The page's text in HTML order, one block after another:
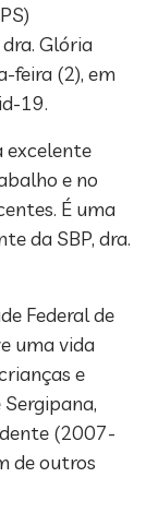
Glória
feira (2), em
19.
excelente
e no
É uma
da SBP, dra.
Federal de
uma vida
e
(2007-
de outros